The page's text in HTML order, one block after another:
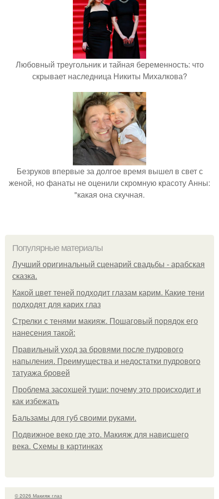
Любовный треугольник и тайная беременность: что
скрывает наследница Никиты Михалкова?
Безруков впервые за долгое время вышел в свет с
женой, но фанаты не оценили скромную красоту Анны:
"какая она скучная.
Популярные материалы
Лучший оригинальный сценарий свадьбы - арабская
сказка.
Какой цвет теней подходит глазам карим. Какие тени
подходят для карих глаз
Стрелки с тенями макияж. Пошаговый порядок его
нанесения такой:
Правильный уход за бровями после пудрового
напыления. Преимущества и недостатки пудрового
татуажа бровей
Проблема засохшей туши: почему это происходит и
как избежать
Бальзамы для губ своими руками.
Подвижное веко где это. Макияж для нависшего
века. Схемы в картинках
© 2026 Макияж глаз